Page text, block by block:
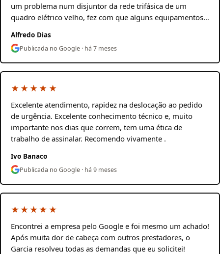
um problema num disjuntor da rede trifásica de um
quadro elétrico velho, fez com que alguns equipamentos…
Alfredo Dias
Publicada no Google · há 7 meses
★★★★★
Excelente atendimento, rapidez na deslocação ao pedido
de urgência. Excelente conhecimento técnico e, muito
importante nos dias que correm, tem uma ética de
trabalho de assinalar. Recomendo vivamente .
Ivo Banaco
Publicada no Google · há 9 meses
★★★★★
Encontrei a empresa pelo Google e foi mesmo um achado!
Após muita dor de cabeça com outros prestadores, o
Garcia resolveu todas as demandas que eu solicitei!